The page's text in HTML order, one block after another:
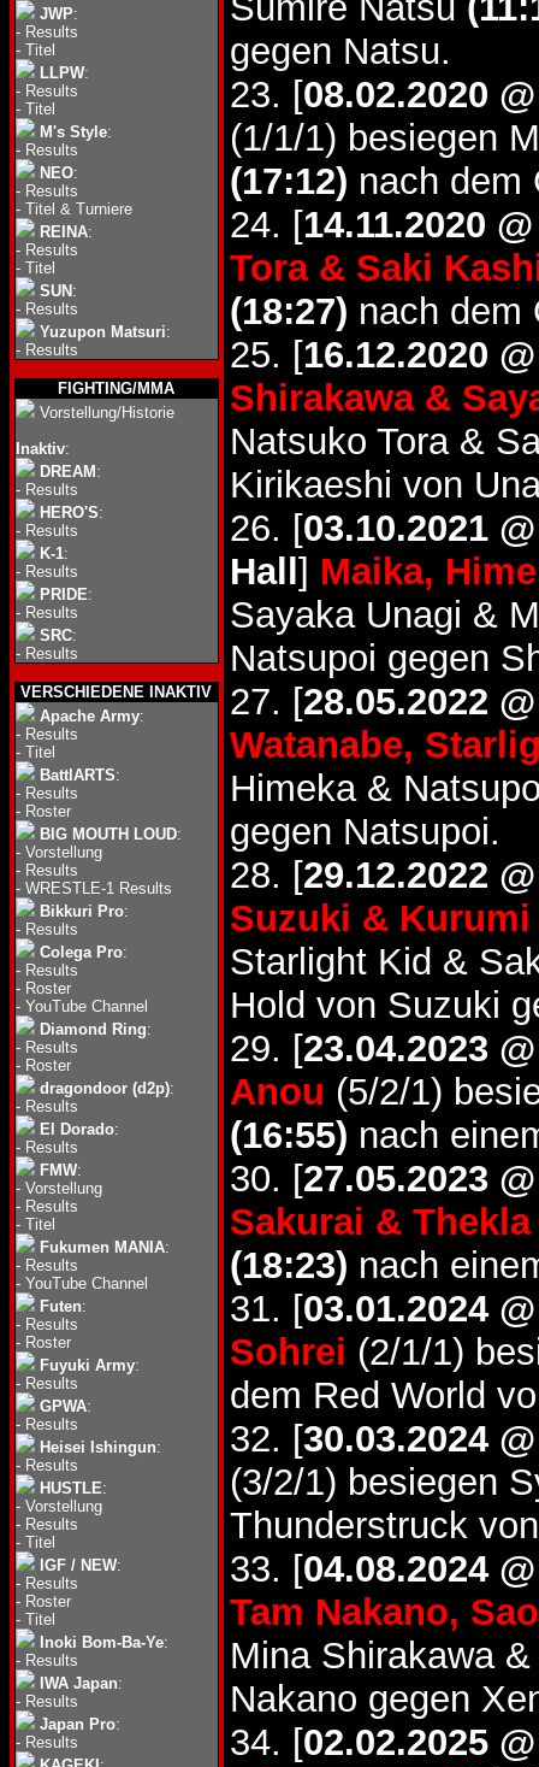
JWP:
- Results
- Titel
LLPW:
- Results
- Titel
M's Style:
- Results
NEO:
- Results
- Titel & Turniere
REINA:
- Results
- Titel
SUN :
- Results
Yuzupon Matsuri:
- Results
FIGHTING/MMA
Vorstellung/Historie
Inaktiv:
DREAM :
- Results
HERO'S:
- Results
K-1:
- Results
PRIDE:
- Results
SRC:
- Results
VERSCHIEDENE INAKTIV
Apache Army:
- Results
- Titel
BattlARTS:
- Results
- Roster
BIG MOUTH LOUD:
- Vorstellung
- Results
- WRESTLE-1 Results
Bikkuri Pro:
- Results
Colega Pro:
- Results
- Roster
- YouTube Channel
Diamond Ring:
- Results
- Roster
dragondoor (d2p):
- Results
El Dorado:
- Results
FMW:
- Vorstellung
- Results
- Titel
Fukumen MANIA:
- Results
- YouTube Channel
Futen:
- Results
- Roster
Fuyuki Army:
- Results
GPWA:
- Results
Heisei Ishingun:
- Results
HUSTLE:
- Vorstellung
- Results
- Titel
IGF / NEW:
- Results
- Roster
- Titel
Inoki Bom-Ba-Ye:
- Results
IWA Japan:
- Results
Japan Pro:
- Results
gegen Natsu.
23. [08.02.2020
(1/1/1) besiegen
(17:12) nach dem
24. [14.11.2020
Tora & Saki
(18:27) nach dem
25. [16.12.2020
Shirakawa &
Natsuko Tora &
Kirikaeshi von
26. [03.10.2021
Hall ] Maika,
Sayaka Unagi &
Natsupoi gegen
27. [28.05.2022
Watanabe,
Himeka &
gegen Natsupoi.
28. [29.12.2022
Suzuki &
Starlight Kid &
Hold von Suzuki
29. [23.04.2023
Anou (5/2/1)
(16:55) nach
30. [27.05.2023
Sakurai & Thekla
(18:23) nach
31. [03.01.2024
Sohrei (2/1/1)
dem Red World
32. [30.03.2024
(3/2/1) besiegen
Thunderstruck
33. [04.08.2024
Tam Nakano,
Mina Shirakawa
Nakano gegen
34. [02.02.2025